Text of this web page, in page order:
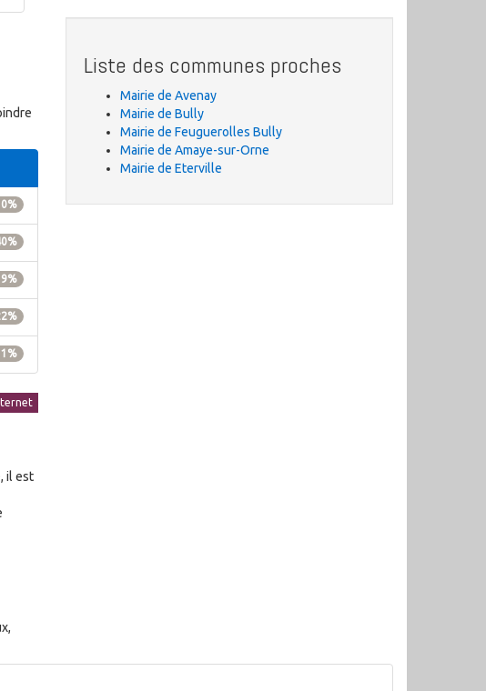
il est
Liste des communes proches
Mairie de Avenay
Mairie de Bully
Mairie de Feuguerolles Bully
Mairie de Amaye-sur-Orne
Mairie de Eterville